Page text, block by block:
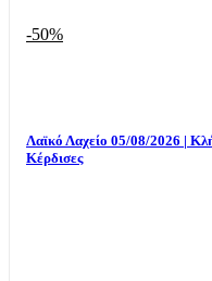
-50%
Λαϊκό Λαχείο 05/08/2026 |
Κέρδισες